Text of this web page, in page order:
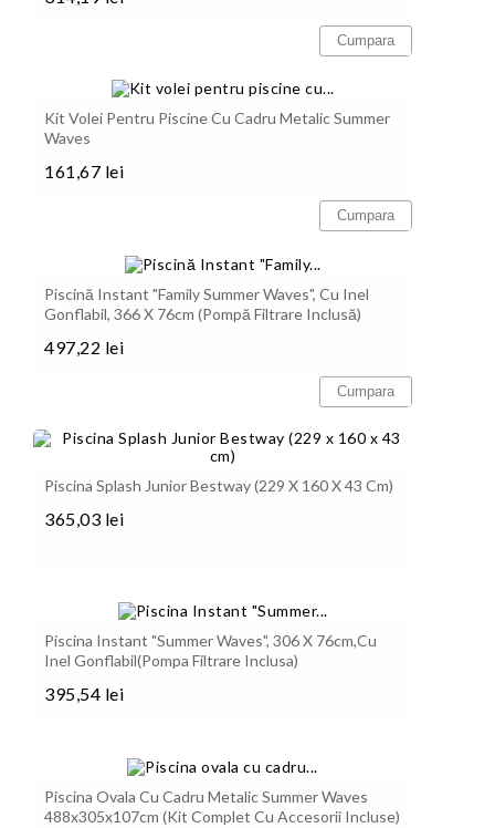
Cumpara
Kit Volei Pentru Piscine Cu Cadru Metalic Summer
Waves
161,67 lei
Cumpara
Piscină Instant "Family Summer Waves", Cu Inel
Gonflabil, 366 X 76cm (pompă Filtrare Inclusă)
497,22 lei
Cumpara
Piscina Splash Junior Bestway (229 X 160 X 43 Cm)
365,03 lei
Piscina Instant "Summer Waves", 306 X 76cm,cu
Inel Gonflabil(Pompa Filtrare Inclusa)
395,54 lei
Piscina Ovala Cu Cadru Metalic Summer Waves
488x305x107cm (Kit Complet Cu Accesorii Incluse)